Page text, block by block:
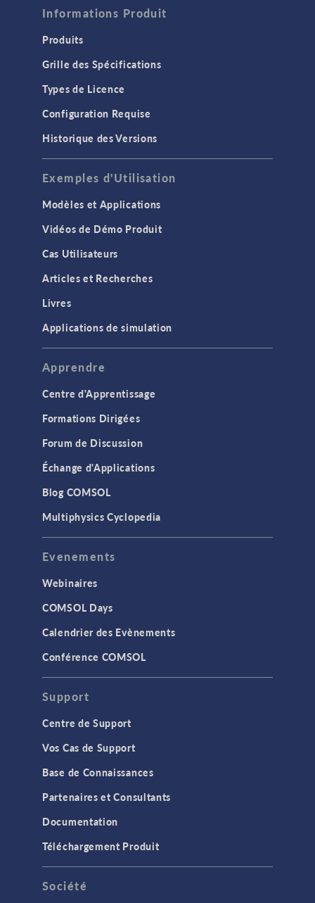
Informations Produit
Produits
Grille des Spécifications
Types de Licence
Configuration Requise
Historique des Versions
Exemples d'Utilisation
Modèles et Applications
Vidéos de Démo Produit
Cas Utilisateurs
Articles et Recherches
Livres
Applications de simulation
Apprendre
Centre d'Apprentissage
Formations Dirigées
Forum de Discussion
Échange d'Applications
Blog COMSOL
Multiphysics Cyclopedia
Evenements
Webinaires
COMSOL Days
Calendrier des Evènements
Conférence COMSOL
Support
Centre de Support
Vos Cas de Support
Base de Connaissances
Partenaires et Consultants
Documentation
Téléchargement Produit
Société